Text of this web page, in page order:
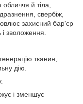
й тіла,
свербіж,
захисний бар'єр
зволоження.
тканин,
дію.
і зменшує